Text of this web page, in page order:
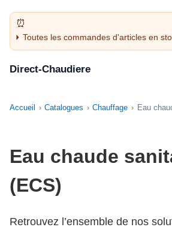
Toutes les commandes d'articles en
avant 14H sont expédiées le jour
Direct-Chaudiere
Accueil Catalogues Chauffage Eau
Eau chaude
(ECS)
Retrouvez l’ensemble de nos